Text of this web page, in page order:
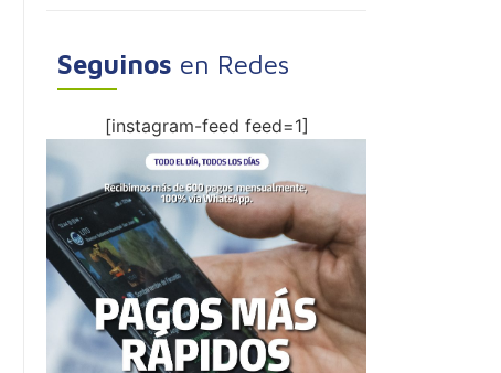
Seguinos en Redes
[instagram-feed feed=1]